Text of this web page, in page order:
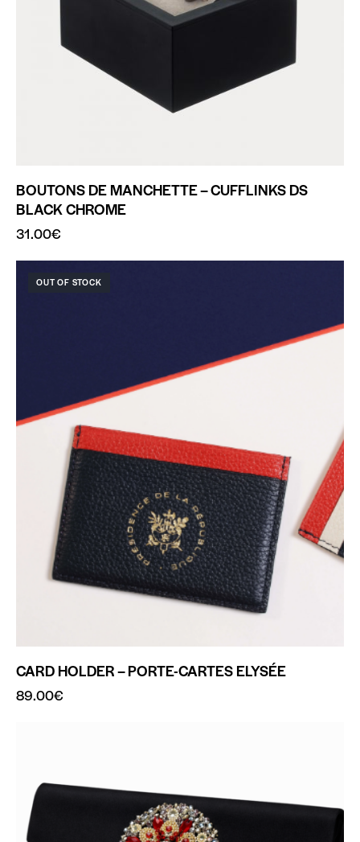
BOUTONS DE MANCHETTE – CUFFLINKS DS
BLACK CHROME
31.00€
OUT OF STOCK
CARD HOLDER – PORTE-CARTES ELYSÉE
89.00€